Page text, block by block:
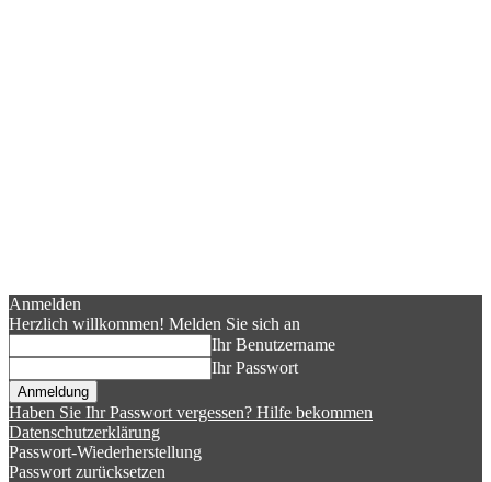
Anmelden
Herzlich willkommen! Melden Sie sich an
Ihr Benutzername
Ihr Passwort
Haben Sie Ihr Passwort vergessen? Hilfe bekommen
Datenschutzerklärung
Passwort-Wiederherstellung
Passwort zurücksetzen